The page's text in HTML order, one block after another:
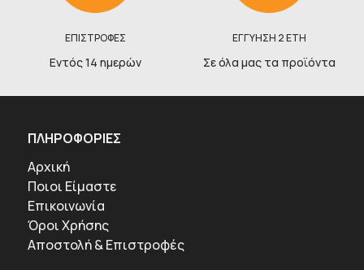
ΕΠΙΣΤΡΟΦΕΣ
Εντός 14 ημερών
ΕΓΓΥΗΣΗ 2 ΕΤΗ
Σε όλα μας τα προϊόντα
ΠΛΗΡΟΦΟΡΙΕΣ
Αρχική
Ποιοι Είμαστε
Επικοινωνία
Όροι Χρήσης
Αποστολή & Επιστροφές